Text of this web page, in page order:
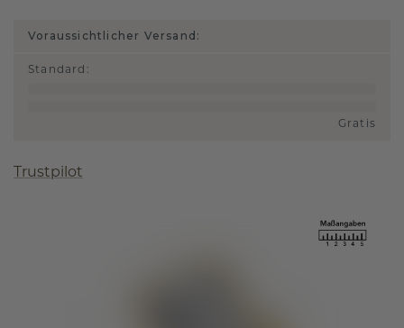
Voraussichtlicher Versand:
Standard :
Gratis
Trustpilot